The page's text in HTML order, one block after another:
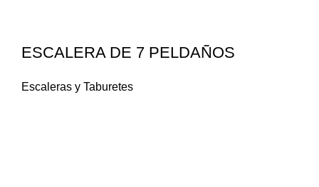
ESCALERA DE 7 PELDAÑOS
Escaleras y Taburetes